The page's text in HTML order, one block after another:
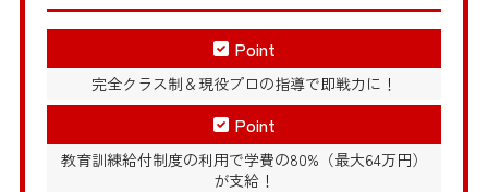
Point
完全クラス制＆現役プロの指導で即戦力に！
Point
教育訓練給付制度の利用で学費の80%（最大64万円）
が支給！